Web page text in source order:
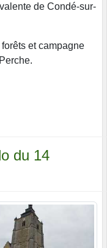
de Condé-sur-
et campagne
du 14